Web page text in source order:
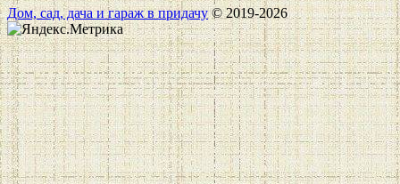
Дом, сад, дача и гараж в придачу© 2019-2026